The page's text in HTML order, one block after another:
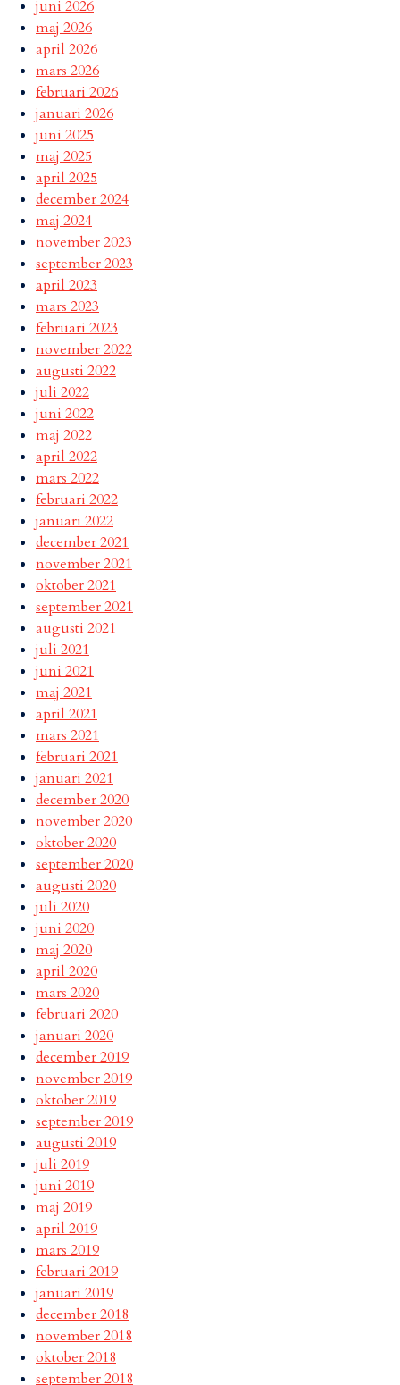
juni 2026
maj 2026
april 2026
mars 2026
februari 2026
januari 2026
juni 2025
maj 2025
april 2025
december 2024
maj 2024
november 2023
september 2023
april 2023
mars 2023
februari 2023
november 2022
augusti 2022
juli 2022
juni 2022
maj 2022
april 2022
mars 2022
februari 2022
januari 2022
december 2021
november 2021
oktober 2021
september 2021
augusti 2021
juli 2021
juni 2021
maj 2021
april 2021
mars 2021
februari 2021
januari 2021
december 2020
november 2020
oktober 2020
september 2020
augusti 2020
juli 2020
juni 2020
maj 2020
april 2020
mars 2020
februari 2020
januari 2020
december 2019
november 2019
oktober 2019
september 2019
augusti 2019
juli 2019
juni 2019
maj 2019
april 2019
mars 2019
februari 2019
januari 2019
december 2018
november 2018
oktober 2018
september 2018